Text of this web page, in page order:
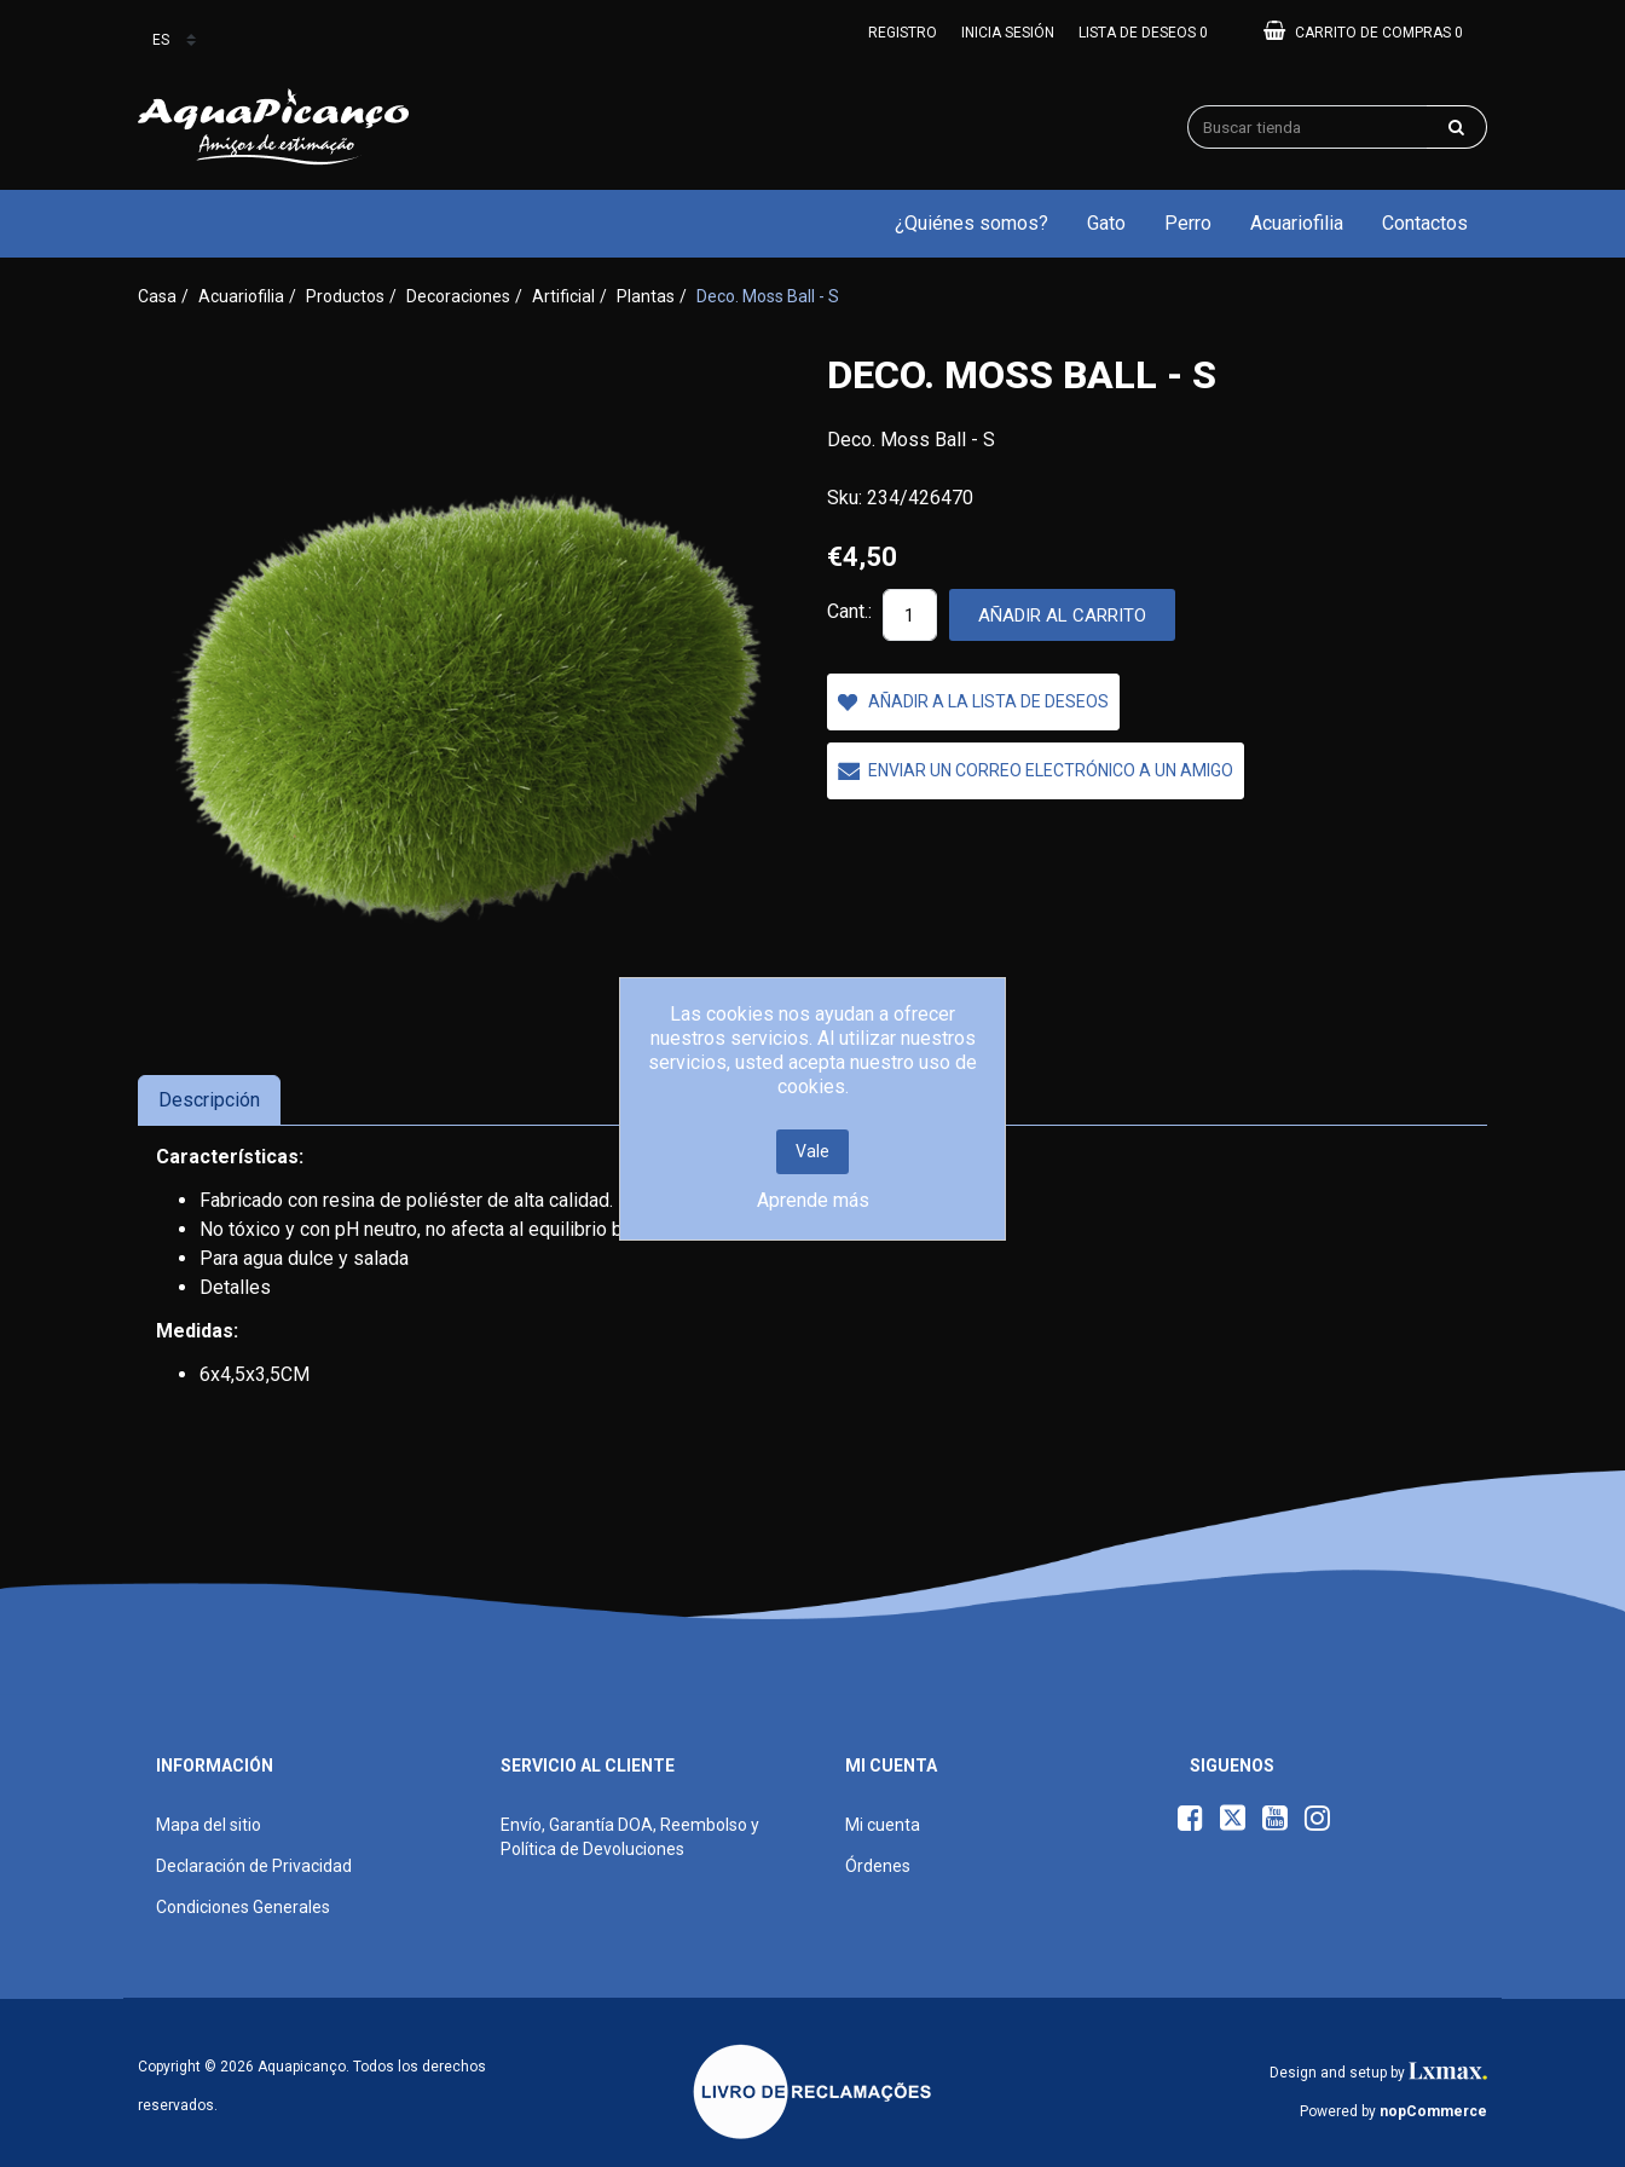
REGISTRO INICIA SESIÓN LISTA DE DESEOS 0 CARRITO DE COMPRAS 0
¿Quiénes somos? Gato Perro Acuariofilia Contactos
Casa / Acuariofilia / Productos / Decoraciones / Artificial / Plantas / Deco. Moss Ball - S
DECO. MOSS BALL - S
Deco. Moss Ball - S
Sku: 234/426470
€4,50
Cant.: AÑADIR AL CARRITO
AÑADIR A LA LISTA DE DESEOS
ENVIAR UN CORREO ELECTRÓNICO A UN AMIGO
Descripción
Características:
Fabricado con resina de poliéster de alta calidad.
No tóxico y con pH neutro, no afecta al equilibrio biológico.
Para agua dulce y salada
Detalles
Medidas:
6x4,5x3,5CM
INFORMACIÓN
Mapa del sitio
Declaración de Privacidad
Condiciones Generales
SERVICIO AL CLIENTE
Envío, Garantía DOA, Reembolso y
Política de Devoluciones
MI CUENTA
Mi cuenta
Órdenes
SIGUENOS
Copyright © 2026 Aquapicanço. Todos los derechos
reservados.
Design and setup by
Powered by nopCommerce
Las cookies nos ayudan a ofrecer
nuestros servicios. Al utilizar nuestros
servicios, usted acepta nuestro uso de
cookies.
Vale
Aprende más